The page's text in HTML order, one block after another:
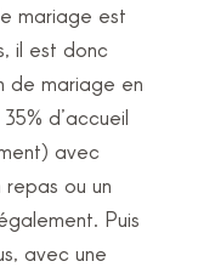
mariage est
il est donc
de mariage en
d’accueil
avec
repas ou un
Puis
avec une